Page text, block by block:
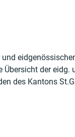
Übersicht der eidg.
des Kantons
neuen Fenster